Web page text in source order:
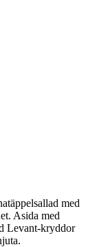
med
Asida med
Levant-kryddor